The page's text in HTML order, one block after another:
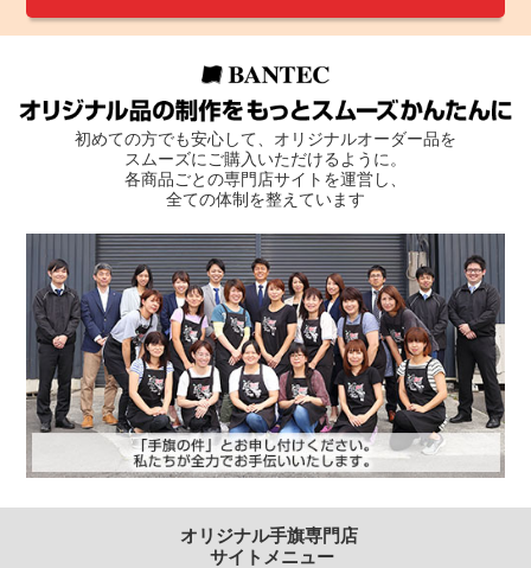
初めての方でも安心して、オリジナルオーダー品を
スムーズにご購入いただけるように。
各商品ごとの専門店サイトを運営し、
全ての体制を整えています
オリジナル手旗専門店
サイトメニュー